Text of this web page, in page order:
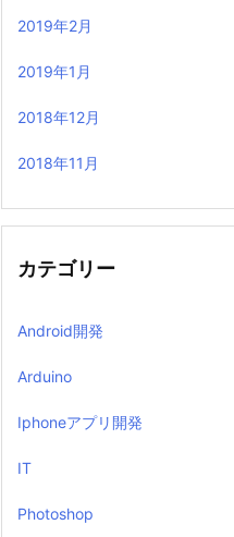
2019年2月
2019年1月
2018年12月
2018年11月
カテゴリー
Android開発
Arduino
Iphoneアプリ開発
IT
Photoshop